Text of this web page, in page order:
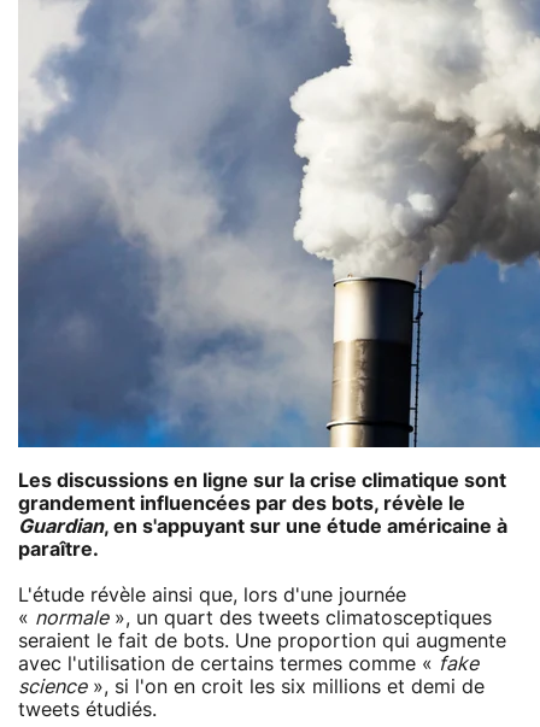
Les discussions en ligne sur la crise climatique sont
grandement influencées par des bots, révèle le
Guardian, en s'appuyant sur une étude américaine à
paraître.
L'étude révèle ainsi que, lors d'une journée
« normale», un quart des tweets climatosceptiques
seraient le fait de bots. Une proportion qui augmente
avec l'utilisation de certains termes comme « fake
science», si l'on en croit les six millions et demi de
tweets étudiés.